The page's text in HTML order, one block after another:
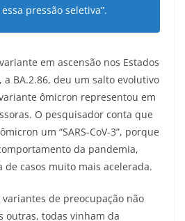
pressão seletiva”.
em ascensão nos Estados
a BA.2.86, deu um salto evolutivo
ômicron representou em
O pesquisador conta que
um “SARS-CoV-3”, porque
da pandemia,
casos muito mais acelerada.
de preocupação não
outras, todas vinham da